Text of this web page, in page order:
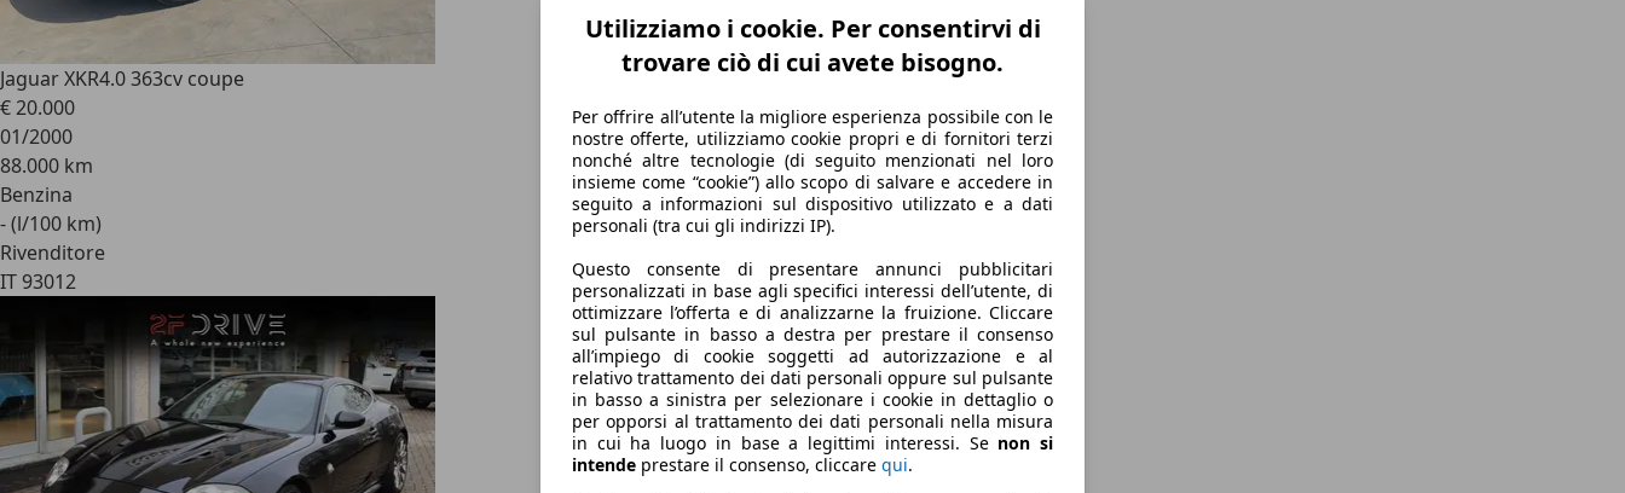
Utilizziamo i cookie. Per consentirvi di
trovare ciò di cui avete bisogno.
Per offrire all’utente la migliore esperienza possibile con le
nostre offerte, utilizziamo cookie propri e di fornitori terzi
nonché altre tecnologie (di seguito menzionati nel loro
insieme come “cookie”) allo scopo di salvare e accedere in
seguito a informazioni sul dispositivo utilizzato e a dati
personali (tra cui gli indirizzi IP).
Questo consente di presentare annunci pubblicitari
personalizzati in base agli specifici interessi dell’utente, di
ottimizzare l’offerta e di analizzarne la fruizione. Cliccare
sul pulsante in basso a destra per prestare il consenso
all’impiego di cookie soggetti ad autorizzazione e al
relativo trattamento dei dati personali oppure sul pulsante
in basso a sinistra per selezionare i cookie in dettaglio o
per opporsi al trattamento dei dati personali nella misura
in cui ha luogo in base a legittimi interessi. Se non si
intende prestare il consenso, cliccare qui.
Jaguar XKR4.0 363cv coupe
€ 20.000
01/2000
88.000 km
Benzina
- (l/100 km)
Rivenditore
IT 93012